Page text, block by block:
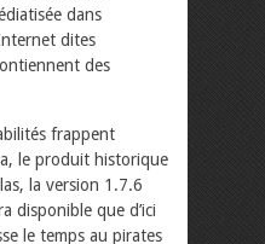
dans
dites
des
frappent
le produit historique
la version 1.7.6
disponible que d’ici
le temps au pirates